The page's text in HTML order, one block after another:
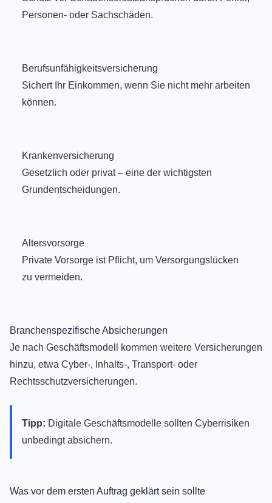
Personen- oder Sachschäden.
Berufsunfähigkeitsversicherung
Sichert Ihr Einkommen, wenn Sie nicht mehr arbeiten
können.
Krankenversicherung
Gesetzlich oder privat – eine der wichtigsten
Grundentscheidungen.
Altersvorsorge
Private Vorsorge ist Pflicht, um Versorgungslücken
zu vermeiden.
Branchenspezifische Absicherungen
Je nach Geschäftsmodell kommen weitere Versicherungen
hinzu, etwa Cyber-, Inhalts-, Transport- oder
Rechtsschutzversicherungen.
Tipp: Digitale Geschäftsmodelle sollten Cyberrisiken
unbedingt absichern.
Was vor dem ersten Auftrag geklärt sein sollte